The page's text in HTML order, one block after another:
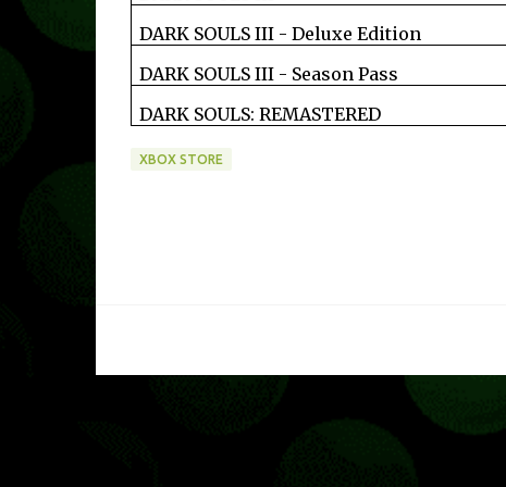
DARK SOULS III - Deluxe Edition
DARK SOULS III - Season Pass
DARK SOULS: REMASTERED
XBOX STORE